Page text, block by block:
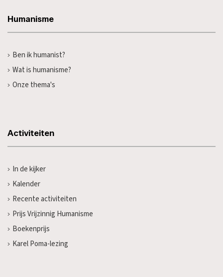
Humanisme
Ben ik humanist?
Wat is humanisme?
Onze thema's
Activiteiten
In de kijker
Kalender
Recente activiteiten
Prijs Vrijzinnig Humanisme
Boekenprijs
Karel Poma-lezing